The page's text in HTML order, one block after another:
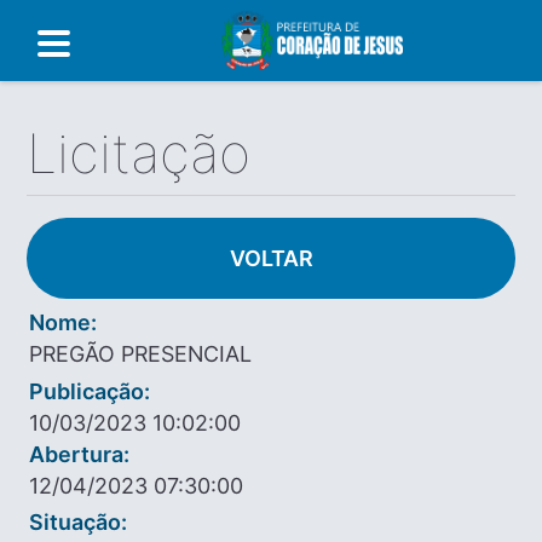
Licitação
VOLTAR
Nome:
PREGÃO PRESENCIAL
Publicação:
10/03/2023 10:02:00
Abertura:
12/04/2023 07:30:00
Situação: